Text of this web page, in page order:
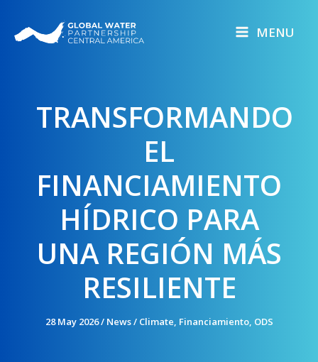
MENU
TRANSFORMANDO
EL
FINANCIAMIENTO
HÍDRICO PARA
UNA REGIÓN MÁS
RESILIENTE
28 May 2026/ News/ Climate, Financiamiento, ODS